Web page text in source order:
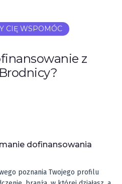
CIĘ WSPOMÓC
z
dofinansowania
poznania Twojego profilu